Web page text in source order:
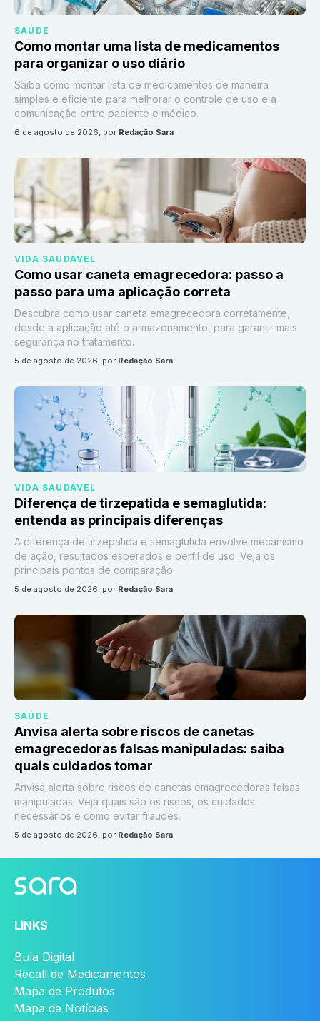
SAÚDE
Como montar uma lista de medicamentos
para organizar o uso diário
Saiba como montar lista de medicamentos de maneira
simples e eficiente para melhorar o controle de uso e a
comunicação entre paciente e médico.
6 de agosto de 2026, por Redação Sara
VIDA SAUDÁVEL
Como usar caneta emagrecedora: passo a
passo para uma aplicação correta
Descubra como usar caneta emagrecedora corretamente,
desde a aplicação até o armazenamento, para garantir mais
segurança no tratamento.
5 de agosto de 2026, por Redação Sara
VIDA SAUDÁVEL
Diferença de tirzepatida e semaglutida:
entenda as principais diferenças
A diferença de tirzepatida e semaglutida envolve mecanismo
de ação, resultados esperados e perfil de uso. Veja os
principais pontos de comparação.
5 de agosto de 2026, por Redação Sara
SAÚDE
Anvisa alerta sobre riscos de canetas
emagrecedoras falsas manipuladas: saiba
quais cuidados tomar
Anvisa alerta sobre riscos de canetas emagrecedoras falsas
manipuladas. Veja quais são os riscos, os cuidados
necessários e como evitar fraudes.
5 de agosto de 2026, por Redação Sara
LINKS
Bula Digital
Recall de Medicamentos
Mapa de Produtos
Mapa de Notícias